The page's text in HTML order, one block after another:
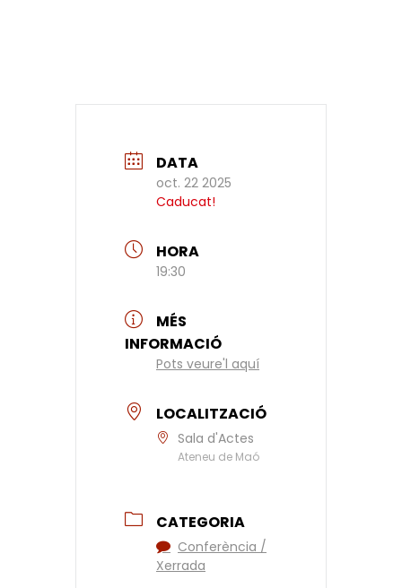
DATA
oct. 22 2025
Caducat!
HORA
19:30
MÉS
INFORMACIÓ
Pots veure'l aquí
LOCALITZACIÓ
Sala d'Actes
Ateneu de Maó
CATEGORIA
Conferència /
Xerrada